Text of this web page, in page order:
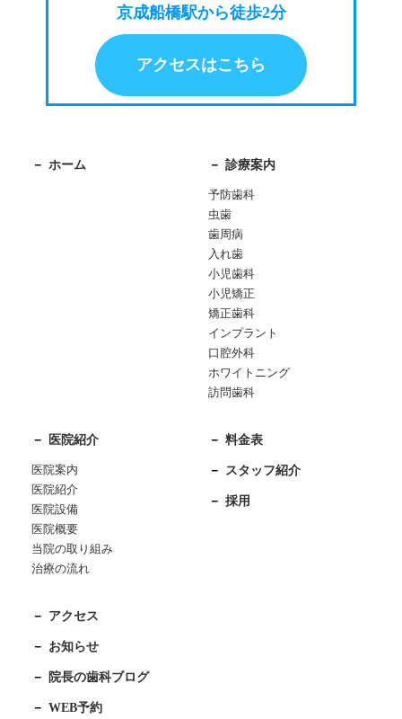
京成船橋駅から徒歩2分
アクセスはこちら
ホーム 診療案内
予防歯科
虫歯
歯周病
入れ歯
小児歯科
小児矯正
矯正歯科
インプラント
口腔外科
ホワイトニング
訪問歯科
医院紹介
医院案内
医院紹介
医院設備
医院概要
当院の取り組み
治療の流れ
料金表
スタッフ紹介
採用
アクセス
お知らせ
院長の歯科ブログ
WEB予約